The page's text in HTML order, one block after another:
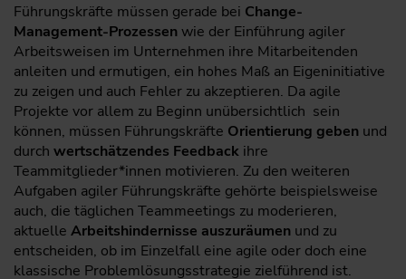
Führungskräfte müssen gerade bei Change-
Management-Prozessenwie der Einführung agiler
Arbeitsweisen im Unternehmen ihre Mitarbeitenden
anleiten und ermutigen, ein hohes Maß an Eigeninitiative
zu zeigen und auch Fehler zu akzeptieren. Da agile
Projekte vor allem zu Beginn unübersichtlich sein
können, müssen Führungskräfte Orientierung geben und
durch wertschätzendes Feedback ihre
Teammitglieder*innen motivieren. Zu den weiteren
Aufgaben agiler Führungskräfte gehörte beispielsweise
auch, die täglichen Teammeetings zu moderieren,
aktuelle Arbeitshindernisse auszuräumen und zu
entscheiden, ob im Einzelfall eine agile oder doch eine
klassische Problemlösungsstrategie zielführend ist.